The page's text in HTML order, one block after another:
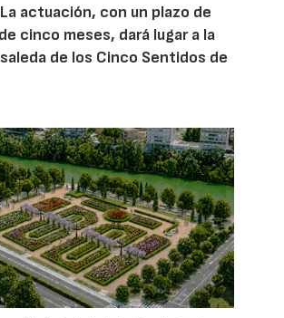
actuación, con un plazo de
cinco meses, dará lugar a la
de los Cinco Sentidos de